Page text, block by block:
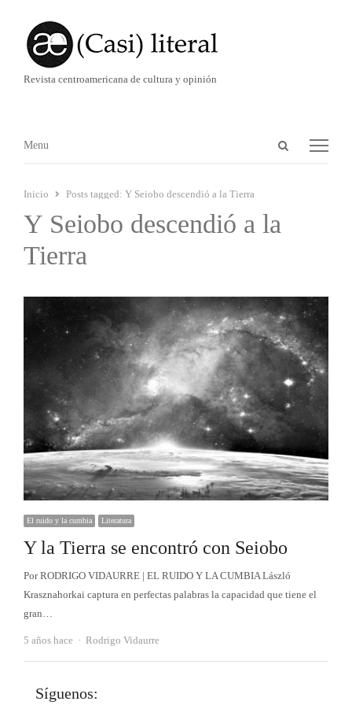
Revista centroamericana de cultura y opinión
Abrir
Menú
Menu
Inicio Posts tagged: Y Seiobo descendió a la Tierra
Y Seiobo descendió a la
Tierra
El ruido y la cumbia Literatura
Y la Tierra se encontró con Seiobo
Por RODRIGO VIDAURRE | EL RUIDO Y LA CUMBIA László
Krasznahorkai captura en perfectas palabras la capacidad que tiene el
gran…
5 años hace Autor
Rodrigo Vidaurre
Síguenos: